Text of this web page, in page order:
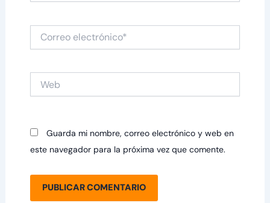
Correo
electrónico*
Guarda mi nombre, correo electrónico y web en
este navegador para la próxima vez que comente.